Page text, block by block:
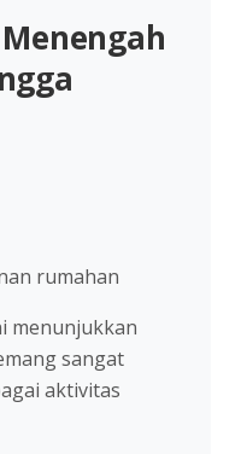
rumahan
menunjukkan
sangat
aktivitas